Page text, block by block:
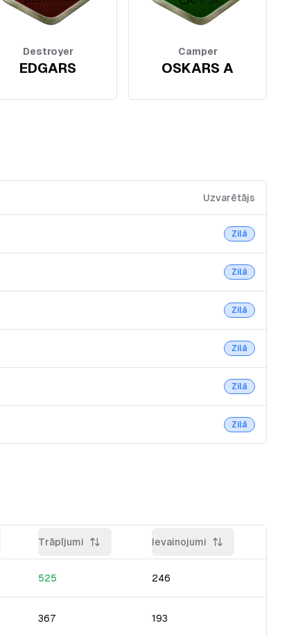
Destroyer
EDGARS
Camper
OSKARS A
Uzvarētājs
Zilā
Zilā
Zilā
Zilā
Zilā
Zilā
Trāpījumi Ievainojumi
525 246
367 193